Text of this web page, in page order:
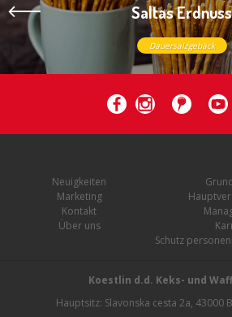
Saltas Erdnuss
Dauersalzgebäck
Neuigkeiten
Marketing
Kontakt
Über uns
Schutz
Koestlin d.d. Keks- und
Hauptsitz: Slavonska cesta 2a, 43000